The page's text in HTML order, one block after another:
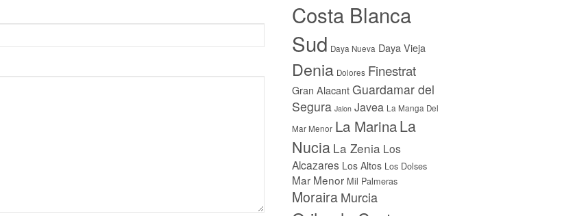
Costa Blanca
Sud Daya Nueva Daya Vieja
Denia Dolores Finestrat
Gran AlacantGuardamar del
Segura Jalon Javea La Manga Del
Mar Menor La MarinaLa
Nucia La Zenia Los
Alcazares Los Altos Los Dolses
Mar Menor Mil Palmeras
MorairaMurcia